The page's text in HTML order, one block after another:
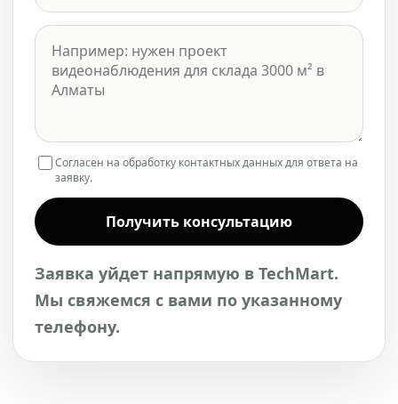
Согласен на обработку контактных данных для ответа на
заявку.
Получить консультацию
Заявка уйдет напрямую в TechMart.
Мы свяжемся с вами по указанному
телефону.